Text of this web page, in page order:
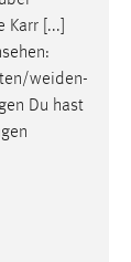
[...]
weiden-
Du hast